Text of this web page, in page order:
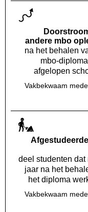
andere mbo
na het behalen
mbo-
afgelopen
Vakbekwaam
deel studenten dat
jaar na het
het diploma
Vakbekwaam